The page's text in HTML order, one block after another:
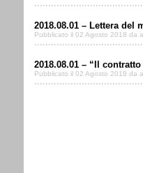
2018.08.01 – Lettera del
Pubblicato il 02 Agosto 2018 da
2018.08.01 – “Il
Pubblicato il 02 Agosto 2018 da